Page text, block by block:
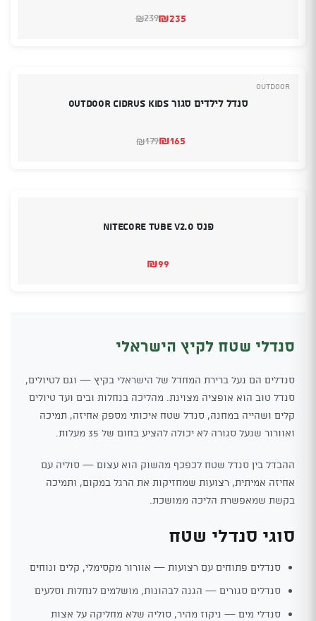
₪239
המחיר₪235
המחיר
Outdoor
סנדל לילדים סגור OUTDOOR CIDRUS KIDS
₪179
המחיר₪165
המחיר
פנס Nitecore Tube V2.0
₪99
סנדלי שטח לקיץ הישראלי
סנדלים הם נעל ברירת המחדל של הישראלי בקיץ — וגם לטיולים,
סנדל טוב הוא אופציה מצוינת. מהליכה בנחלות ובים ועד טיולים
קלים ושהייה במחנה, סנדל שטח איכותי מספק אחיזה, תמיכה
ואוורור שנעל סגורה לא יכולה להציע בחום של 35 מעלות.
ההבדל בין סנדל שטח לכפכף מהשוק הוא עצום — סוליה עם
אחיזה אמיתית, רצועות שמחזיקות את הרגל במקום, ותמיכה
בקשת שמאפשרת הליכה ממושכת.
סוגי סנדלי שטח
סנדלים פתוחים עם רצועות — אוורור מקסימלי, קלים ונוחים
סנדלים סגורים — הגנה לבהונות, מושלמים לנחלות וסלעים
סנדלי מים — ניקוז מהיר, סוליה שלא מחליקה על אצות